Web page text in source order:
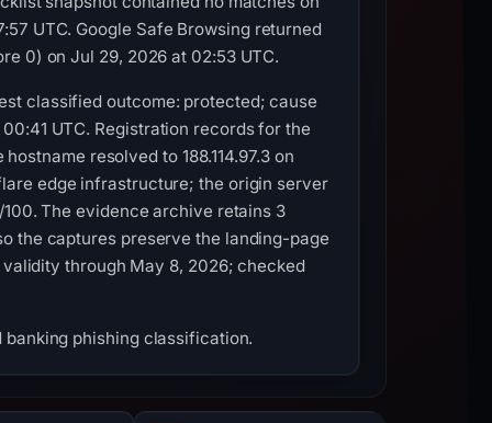
UTC. Google Safe Browsing returned
0) on Jul 29, 2026 at 02:53 UTC.
classified outcome: protected; cause
UTC. Registration records for the
resolved to 188.114.97.3 on
edge infrastructure; the origin server
The evidence archive retains 3
the captures preserve the landing-page
through May 8, 2026; checked
phishing classification.